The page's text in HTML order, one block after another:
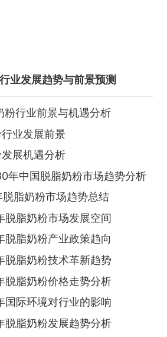
业发展趋势与前景预测
粉行业前景与机遇分析
业发展前景
展机遇分析
年中国脱脂奶粉市场趋势分析
脂奶粉市场趋势总结
脂奶粉市场发展空间
脂奶粉产业政策趋向
脂奶粉技术革新趋势
脂奶粉价格走势分析
际环境对行业的影响
脂奶粉发展趋势分析